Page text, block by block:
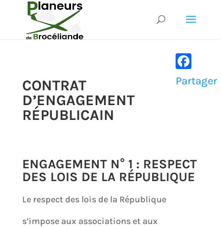
CONTRAT
D’ENGAGEMENT
RÉPUBLICAIN
ENGAGEMENT N° 1 : RESPECT
DES LOIS DE LA RÉPUBLIQUE
Le respect des lois de la République
s’impose aux associations et aux
Partager